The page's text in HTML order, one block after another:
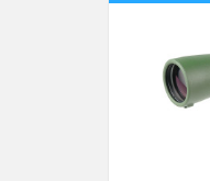
Previous